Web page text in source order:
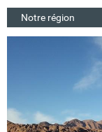
Notre région